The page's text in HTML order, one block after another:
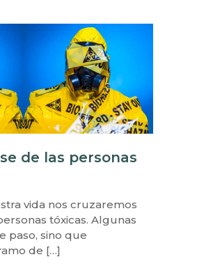
de las personas
vida nos cruzaremos
tóxicas. Algunas
paso, sino que
de […]